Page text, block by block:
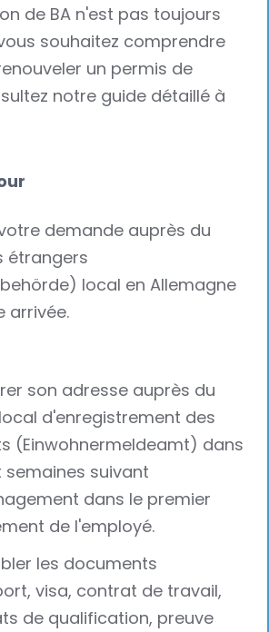
de BA n'est pas toujours
souhaitez comprendre
un permis de
notre guide détaillé à
demande auprès du
étrangers
local en Allemagne
arrivée.
son adresse auprès du
d'enregistrement des
(Einwohnermeldeamt) dans
semaines suivant
dans le premier
de l'employé.
les documents
visa, contrat de travail,
de qualification, preuve